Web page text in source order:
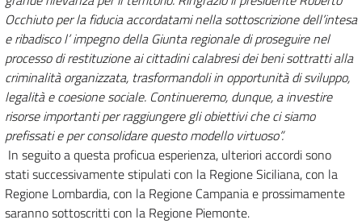
Occhiuto per la fiducia accordatami nella sottoscrizione dell’intesa
e ribadisco l’ impegno della Giunta regionale di proseguire nel
processo di restituzione ai cittadini calabresi dei beni sottratti alla
criminalità organizzata, trasformandoli in opportunità di sviluppo,
legalità e coesione sociale. Continueremo, dunque, a investire
risorse importanti per raggiungere gli obiettivi che ci siamo
prefissati e per consolidare questo modello virtuoso”.
In seguito a questa proficua esperienza, ulteriori accordi sono
stati successivamente stipulati con la Regione Siciliana, con la
Regione Lombardia, con la Regione Campania e prossimamente
saranno sottoscritti con la Regione Piemonte.